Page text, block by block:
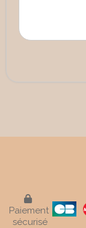

Paiement
sécurisé